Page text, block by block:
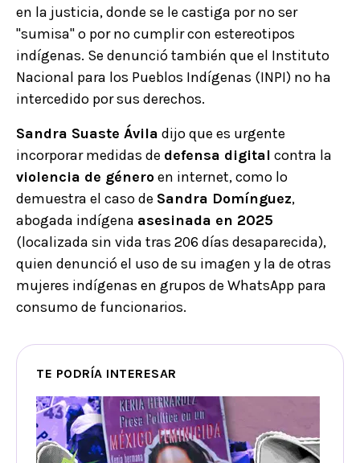
en la justicia, donde se le castiga por no ser
"sumisa" o por no cumplir con estereotipos
indígenas. Se denunció también que el Instituto
Nacional para los Pueblos Indígenas (INPI) no ha
intercedido por sus derechos.
Sandra Suaste Ávila dijo que es urgente
incorporar medidas de defensa digital contra la
violencia de géneroen internet, como lo
demuestra el caso de Sandra Domínguez,
abogada indígena asesinada en 2025
(localizada sin vida tras 206 días desaparecida),
quien denunció el uso de su imagen y la de otras
mujeres indígenas en grupos de WhatsApp para
consumo de funcionarios.
TE PODRÍA INTERESAR